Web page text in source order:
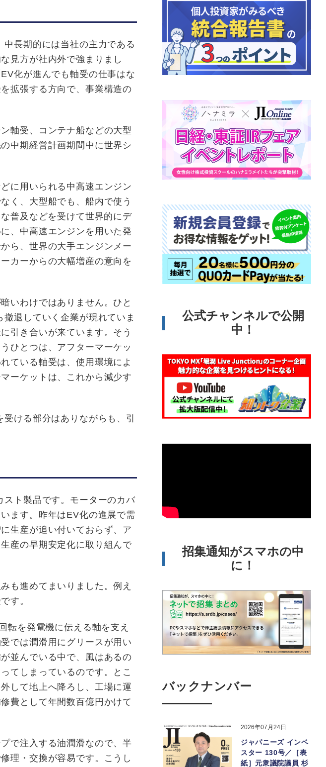
長期的には当社の主力である
見方が社内外で強まりまし
化が進んでも軸受の仕事はな
拡張する方向で、事業構造の
軸受、コンテナ船などの大型
中期経営計画期間中に世界シ
に用いられる中高速エンジン
く、大型船でも、船内で使う
普及などを受けて世界的にデ
、中高速エンジンを用いた発
ら、世界の大手エンジンメー
カーからの大幅増産の意向を
いわけではありません。ひと
退していく企業が現れていま
引き合いが来ています。そう
ひとつは、アフターマーケッ
ている軸受は、使用環境によ
ーケットは、これから減少す
ける部分はありながらも、引
ト製品です。モーターのカバ
ます。昨年はEV化の進展で需
生産が追い付いておらず、ア
産の早期安定化に取り組んで
も進めてまいりました。例え
す。
を発電機に伝える軸を支え
では潤滑用にグリースが用い
並んでいる中で、風はあるの
てしまっているのです。とこ
して地上へ降ろし、工場に運
費として年間数百億円かけて
で注入する油潤滑なので、半
理・交換が容易です。こうし
公式チャンネルで公開
中！
招集通知がスマホの中
に！
バックナンバー
2026年07月24日
ジャパニーズ インベ
スター 130号／［表
紙］元衆議院議員 杉